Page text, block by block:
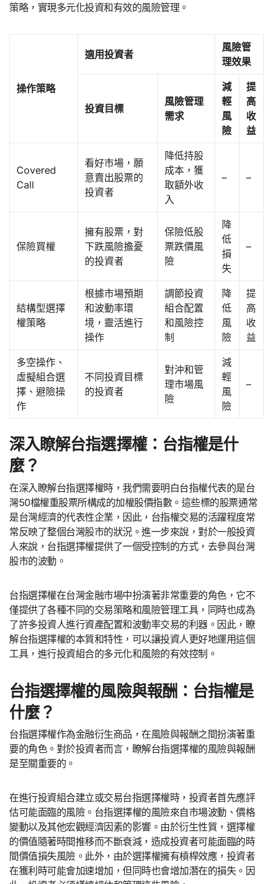
策略，實現多元化投資和有效的風險管理。
操作策略
適用投資者
風險管
理效果
投資目標
風險管理
需求
減
輕
風
險
提
高
收
益
Covered
Call
看好市場，願
意賣出股票的
投資者
降低持股
成本，獲
取額外收
入
– –
保險買權
擁有股票，對
下跌風險擔憂
的投資者
保險低股
票跌價風
險
降
低
損
失
–
結構型選擇
權策略
根據市場預期
和波動率環
境，靈活進行
操作
調節投資
組合配置
和風險控
制
降
低
風
險
提
高
收
益
多空操作、
虛擬組合選
擇、避險操
作
不同投資目標
的投資者
對沖和管
理市場風
險
減
輕
風
險
–
深入瞭解台指選擇權：台指權是什
麼？
在深入瞭解台指選擇權時，我們需要明白台指權代表的是台
灣50檔權重股票所構成的加權股價指數。這些標的股票通常
是台灣經濟的代表性企業，因此，台指權交易的活躍程度常
常反映了整個台灣股市的狀況。進一步來說，對於一般投資
人來說，台指選擇權提供了一個受控制的方式，去參與台灣
股市的波動。
台指選擇權在台灣金融市場中扮演著非常重要的角色，它不
僅提供了各種不同的交易策略和風險管理工具，同時也成為
了許多投資人進行資產配置和波動率交易的利器。因此，瞭
解台指選擇權的本質和特性，可以讓投資人更好地運用這個
工具，進行投資組合的多元化和風險的有效控制。
台指選擇權的風險與報酬：台指權是
什麼？
台指選擇權作為金融衍生商品，在風險與報酬之間扮演著重
要的角色。對於投資者而言，瞭解台指選擇權的風險與報酬
是至關重要的。
在進行投資組合建立或交易台指選擇權時，投資者首先應評
估可能面臨的風險。台指選擇權的風險來自市場波動、價格
變動以及其他宏觀經濟因素的影響。由於衍生性質，選擇權
的價值隨著時間推移而不斷衰減，造成投資者可能面臨的時
間價值損失風險。此外，由於選擇權擁有槓桿效應，投資者
在獲利時可能會加速增加，但同時也會增加潛在的損失。因